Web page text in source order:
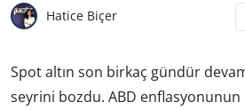
Hatice Biçer
Spot altın son birkaç gündür
seyrini bozdu. ABD enflasyonunun